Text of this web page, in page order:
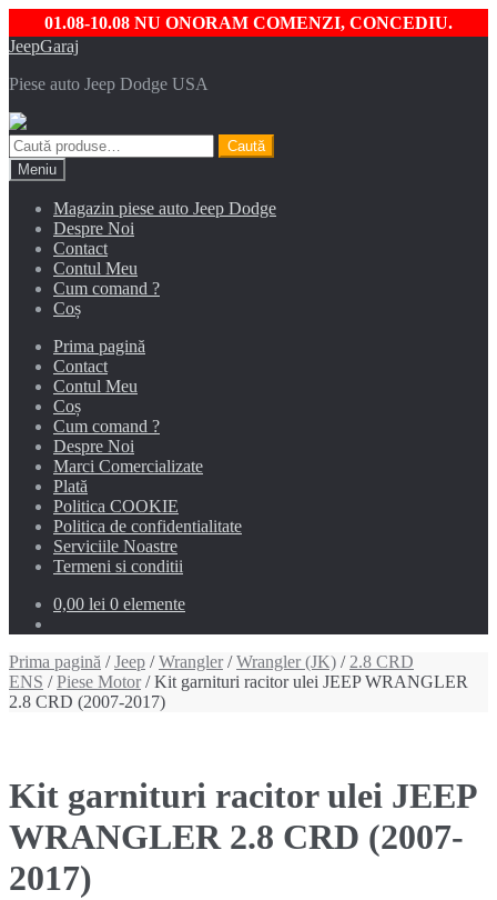
01.08-10.08 NU ONORAM COMENZI, CONCEDIU.
Sari
navigare
Sari
conținut
JeepGaraj
Piese auto Jeep Dodge USA
Caută
după:
Caută
Meniu
Magazin piese auto Jeep Dodge
Despre Noi
Contact
Contul Meu
Cum comand ?
Coș
Prima pagină
Contact
Contul Meu
Coș
Cum comand ?
Despre Noi
Marci Comercializate
Plată
Politica COOKIE
Politica de confidentialitate
Serviciile Noastre
Termeni si conditii
0,00 lei 0 elemente
Prima pagină /Jeep /Wrangler/Wrangler (JK) / 2.8 CRD
ENS /Piese Motor/ Kit garnituri racitor ulei JEEP WRANGLER
2.8 CRD (2007-2017)
Kit garnituri racitor ulei JEEP
WRANGLER 2.8 CRD (2007-
2017)